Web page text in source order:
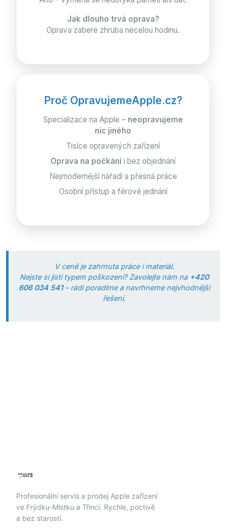
Jak dlouho trvá oprava?
Oprava zabere zhruba necelou hodinu.
Proč OpravujemeApple.cz?
Specializace na Apple – neopravujeme
nic jiného
Tisíce opravených zařízení
Oprava na počkání i bez objednání
Nejmodernější nářadí a přesná práce
Osobní přístup a férové jednání
V ceně je zahrnuta práce i materiál.
Nejste si jisti typem poškození? Zavolejte nám na +420
606 034 541– rádi poradíme a navrhneme nejvhodnější
řešení.
Profesionální servis a prodej Apple zařízení
ve Frýdku-Místku a Třinci. Rychle, poctivě
a bez starostí.